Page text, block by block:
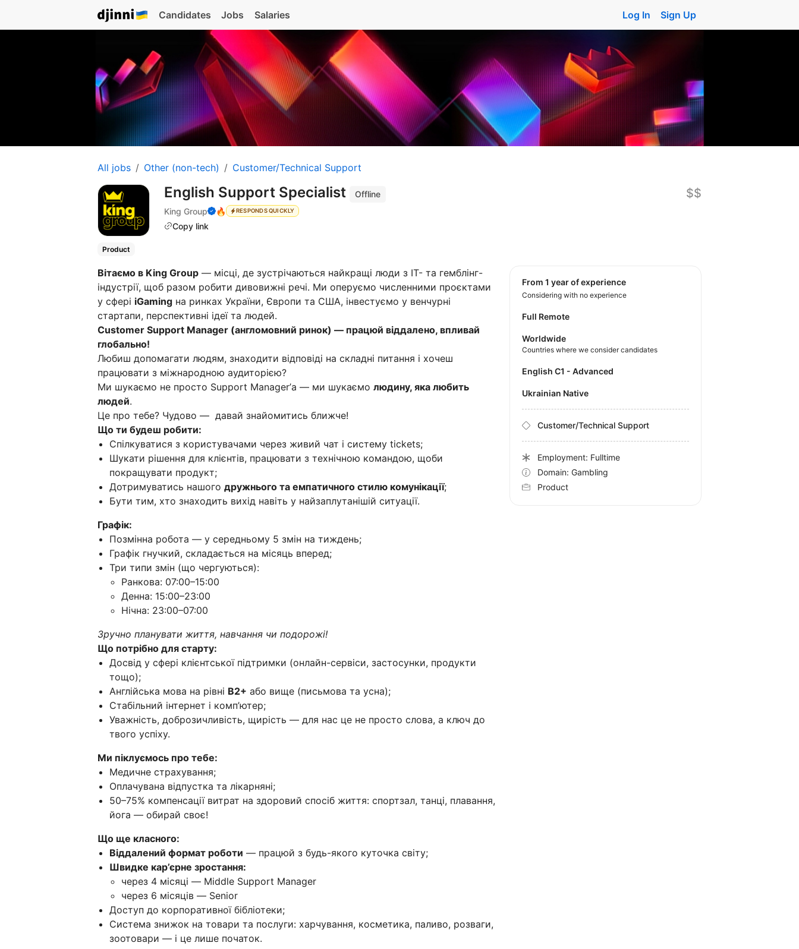
Candidates Jobs Salaries Log In Sign Up
All jobs Other (non-tech) Customer/Technical Support
English Support Specialist
Offline
King Group
🔥 RESPONDS QUICKLY
Copy link
$$
Product
Вітаємо в King Group — місці, де зустрічаються найкращі люди з IT- та гемблінг-
індустрії, щоб разом робити дивовижні речі. Ми оперуємо численними проєктами
у сфері iGaming на ринках України, Європи та США, інвестуємо у венчурні
стартапи, перспективні ідеї та людей.
Customer Support Manager (англомовний ринок) — працюй віддалено, впливай
глобально!
Любиш допомагати людям, знаходити відповіді на складні питання і хочеш
працювати з міжнародною аудиторією?
Ми шукаємо не просто Support Manager’а — ми шукаємо людину, яка любить
людей.
Це про тебе? Чудово — давай знайомитись ближче!
Що ти будеш робити:
Спілкуватися з користувачами через живий чат і систему tickets;
Шукати рішення для клієнтів, працювати з технічною командою, щоби
покращувати продукт;
Дотримуватись нашого дружнього та емпатичного стилю комунікації;
Бути тим, хто знаходить вихід навіть у найзаплутанішій ситуації.
Графік:
Позмінна робота — у середньому 5 змін на тиждень;
Графік гнучкий, складається на місяць вперед;
Три типи змін (що чергуються):
Ранкова: 07:00–15:00
Денна: 15:00–23:00
Нічна: 23:00–07:00
Зручно планувати життя, навчання чи подорожі!
Що потрібно для старту:
Досвід у сфері клієнтської підтримки (онлайн-сервіси, застосунки, продукти
тощо);
Англійська мова на рівні B2+ або вище (письмова та усна);
Стабільний інтернет і комп’ютер;
Уважність, доброзичливість, щирість — для нас це не просто слова, а ключ до
твого успіху.
Ми піклуємось про тебе:
Медичне страхування;
Оплачувана відпустка та лікарняні;
50–75% компенсації витрат на здоровий спосіб життя: спортзал, танці, плавання,
йога — обирай своє!
Що ще класного:
Віддалений формат роботи — працюй з будь-якого куточка світу;
Швидке кар’єрне зростання:
через 4 місяці — Middle Support Manager
через 6 місяців — Senior
Доступ до корпоративної бібліотеки;
Система знижок на товари та послуги: харчування, косметика, паливо, розваги,
зоотовари — і це лише початок.
from 1 year of experience
Considering with no experience
Full Remote
Worldwide
Countries where we consider candidates
English C1 - Advanced
Ukrainian Native
Customer/Technical Support
Employment: Fulltime
Domain: Gambling
Product